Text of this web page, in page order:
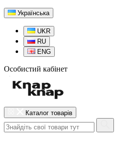
Українська
UKR
RU
ENG
Особистий кабінет
Каталог товарів